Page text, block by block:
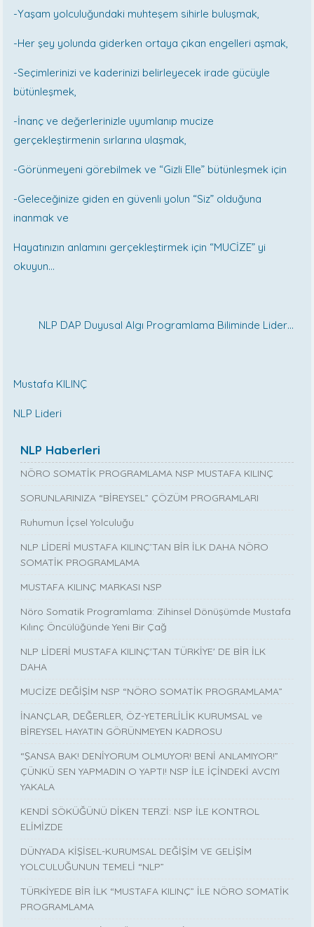
-Yaşam yolculuğundaki muhteşem sihirle buluşmak,
-Her şey yolunda giderken ortaya çıkan engelleri aşmak,
-Seçimlerinizi ve kaderinizi belirleyecek irade gücüyle
bütünleşmek,
-İnanç ve değerlerinizle uyumlanıp mucize
gerçekleştirmenin sırlarına ulaşmak,
-Görünmeyeni görebilmek ve “Gizli Elle” bütünleşmek için
-Geleceğinize giden en güvenli yolun “Siz” olduğuna
inanmak ve
Hayatınızın anlamını gerçekleştirmek için “MUCİZE” yi
okuyun…
NLP DAP Duyusal Algı Programlama Biliminde Lider…
Mustafa KILINÇ
NLP Lideri
NLP Haberleri
NÖRO SOMATİK PROGRAMLAMA NSP MUSTAFA KILINÇ
SORUNLARINIZA “BİREYSEL” ÇÖZÜM PROGRAMLARI
Ruhumun İçsel Yolculuğu
NLP LİDERİ MUSTAFA KILINÇ’TAN BİR İLK DAHA NÖRO
SOMATİK PROGRAMLAMA
MUSTAFA KILINÇ MARKASI NSP
Nöro Somatik Programlama: Zihinsel Dönüşümde Mustafa
Kılınç Öncülüğünde Yeni Bir Çağ
NLP LİDERİ MUSTAFA KILINÇ'TAN TÜRKİYE' DE BİR İLK
DAHA
MUCİZE DEĞİŞİM NSP “NÖRO SOMATİK PROGRAMLAMA”
İNANÇLAR, DEĞERLER, ÖZ-YETERLİLİK KURUMSAL ve
BİREYSEL HAYATIN GÖRÜNMEYEN KADROSU
“ŞANSA BAK! DENİYORUM OLMUYOR! BENİ ANLAMIYOR!”
ÇÜNKÜ SEN YAPMADIN O YAPTI! NSP İLE İÇİNDEKİ AVCIYI
YAKALA
KENDİ SÖKÜĞÜNÜ DİKEN TERZİ: NSP İLE KONTROL
ELİMİZDE
DÜNYADA KİŞİSEL-KURUMSAL DEĞİŞİM VE GELİŞİM
YOLCULUĞUNUN TEMELİ “NLP”
TÜRKİYEDE BİR İLK “MUSTAFA KILINÇ” İLE NÖRO SOMATİK
PROGRAMLAMA